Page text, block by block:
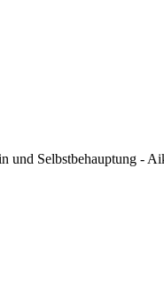
Selbstbehauptung -